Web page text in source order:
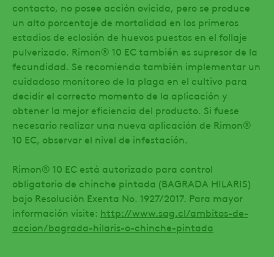
contacto, no posee acción ovicida, pero se produce
un alto porcentaje de mortalidad en los primeros
estadios de eclosión de huevos puestos en el follaje
pulverizado. Rimon® 10 EC también es supresor de la
fecundidad. Se recomienda también implementar un
cuidadoso monitoreo de la plaga en el cultivo para
decidir el correcto momento de la aplicación y
obtener la mejor eficiencia del producto. Si fuese
necesario realizar una nueva aplicación de Rimon®
10 EC, observar el nivel de infestación.
Rimon® 10 EC está autorizado para control
obligatorio de chinche pintada (BAGRADA HILARIS)
bajo Resolución Exenta No. 1927/2017. Para mayor
información visite: http://www.sag.cl/ambitos-de-
accion/bagrada-hilaris-o-chinche-pintada